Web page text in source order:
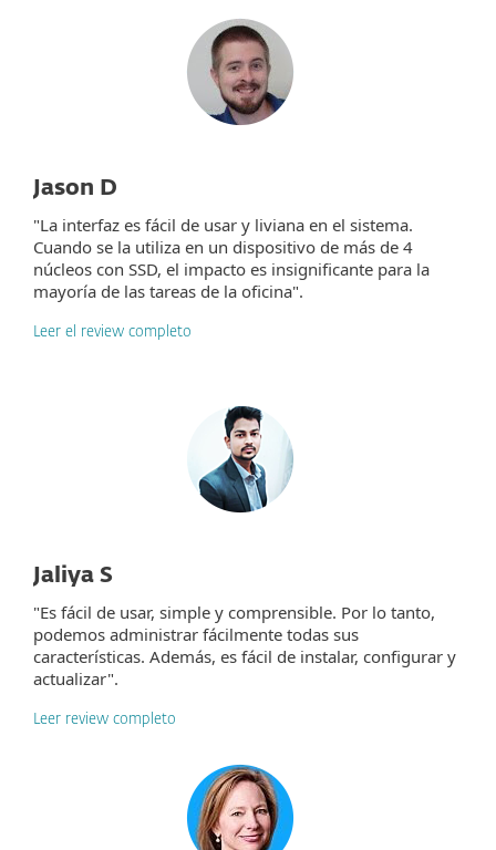
Jason D
"La interfaz es fácil de usar y liviana en el sistema.
Cuando se la utiliza en un dispositivo de más de 4
núcleos con SSD, el impacto es insignificante para la
mayoría de las tareas de la oficina".
Leer el review completo
Jaliya S
"Es fácil de usar, simple y comprensible. Por lo tanto,
podemos administrar fácilmente todas sus
características. Además, es fácil de instalar, configurar y
actualizar".
Leer review completo